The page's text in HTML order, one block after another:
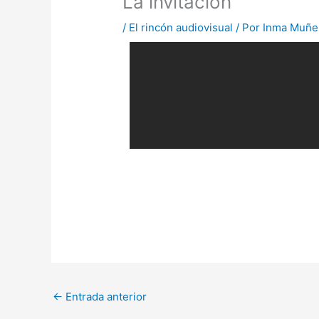
/ El rincón audiovisual / Por Inma
← Entrada anterior